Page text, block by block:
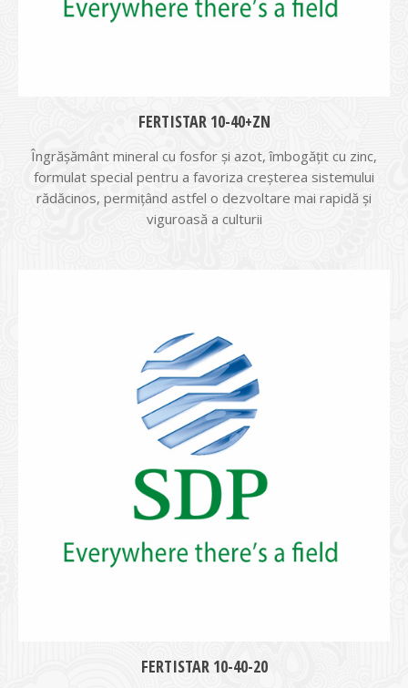
FERTISTAR 10-40+ZN
Îngrășământ mineral cu fosfor și azot, îmbogățit cu zinc,
formulat special pentru a favoriza creșterea sistemului
rădăcinos, permițând astfel o dezvoltare mai rapidă și
viguroasă a culturii
FERTISTAR 10-40-20